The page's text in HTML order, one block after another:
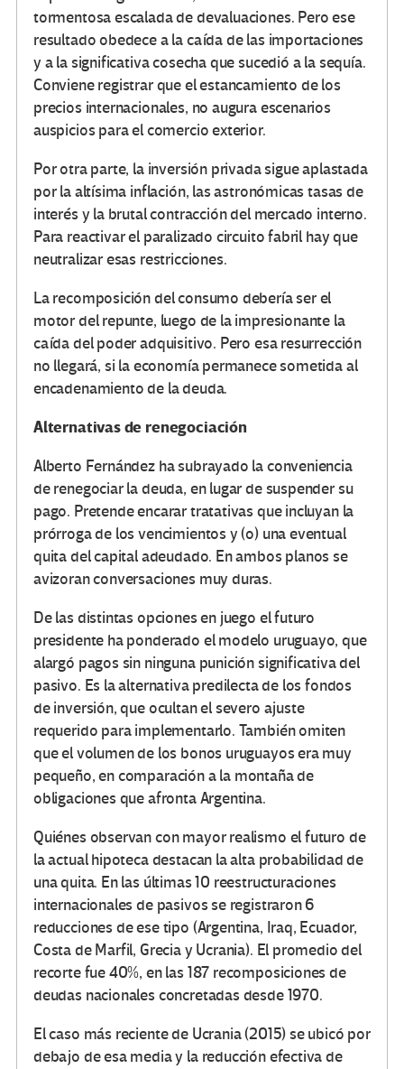
tormentosa escalada de devaluaciones. Pero ese
resultado obedece a la caída de las importaciones
y a la significativa cosecha que sucedió a la sequía.
Conviene registrar que el estancamiento de los
precios internacionales, no augura escenarios
auspicios para el comercio exterior.
Por otra parte, la inversión privada sigue aplastada
por la altísima inflación, las astronómicas tasas de
interés y la brutal contracción del mercado interno.
Para reactivar el paralizado circuito fabril hay que
neutralizar esas restricciones.
La recomposición del consumo debería ser el
motor del repunte, luego de la impresionante la
caída del poder adquisitivo. Pero esa resurrección
no llegará, si la economía permanece sometida al
encadenamiento de la deuda.
Alternativas de renegociación
Alberto Fernández ha subrayado la conveniencia
de renegociar la deuda, en lugar de suspender su
pago. Pretende encarar tratativas que incluyan la
prórroga de los vencimientos y (o) una eventual
quita del capital adeudado. En ambos planos se
avizoran conversaciones muy duras.
De las distintas opciones en juego el futuro
presidente ha ponderado el modelo uruguayo, que
alargó pagos sin ninguna punición significativa del
pasivo. Es la alternativa predilecta de los fondos
de inversión, que ocultan el severo ajuste
requerido para implementarlo. También omiten
que el volumen de los bonos uruguayos era muy
pequeño, en comparación a la montaña de
obligaciones que afronta Argentina.
Quiénes observan con mayor realismo el futuro de
la actual hipoteca destacan la alta probabilidad de
una quita. En las últimas 10 reestructuraciones
internacionales de pasivos se registraron 6
reducciones de ese tipo (Argentina, Iraq, Ecuador,
Costa de Marfil, Grecia y Ucrania). El promedio del
recorte fue 40%, en las 187 recomposiciones de
deudas nacionales concretadas desde 1970.
El caso más reciente de Ucrania (2015) se ubicó por
debajo de esa media y la reducción efectiva de